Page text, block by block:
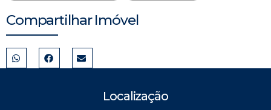
Compartilhar Imóvel
Localização